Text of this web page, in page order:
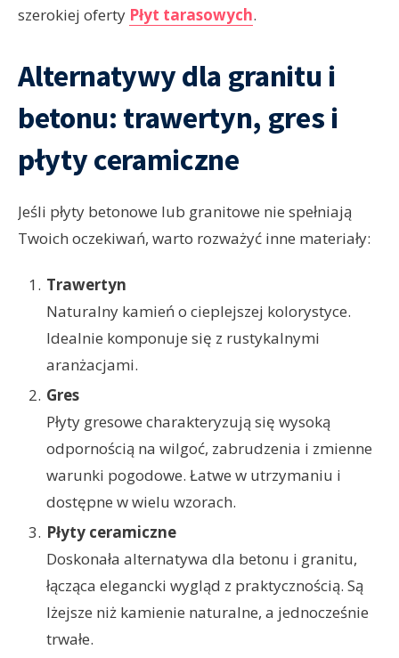
szerokiej oferty Płyt tarasowych.
Alternatywy dla granitu i
betonu: trawertyn, gres i
płyty ceramiczne
Jeśli płyty betonowe lub granitowe nie spełniają
Twoich oczekiwań, warto rozważyć inne materiały:
Trawertyn
Naturalny kamień o cieplejszej kolorystyce.
Idealnie komponuje się z rustykalnymi
aranżacjami.
Gres
Płyty gresowe charakteryzują się wysoką
odpornością na wilgoć, zabrudzenia i zmienne
warunki pogodowe. Łatwe w utrzymaniu i
dostępne w wielu wzorach.
Płyty ceramiczne
Doskonała alternatywa dla betonu i granitu,
łącząca elegancki wygląd z praktycznością. Są
lżejsze niż kamienie naturalne, a jednocześnie
trwałe.